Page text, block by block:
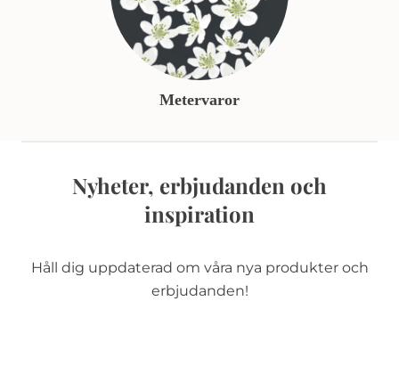
Metervaror
Nyheter, erbjudanden och
inspiration
Håll dig uppdaterad om våra nya produkter och
erbjudanden!